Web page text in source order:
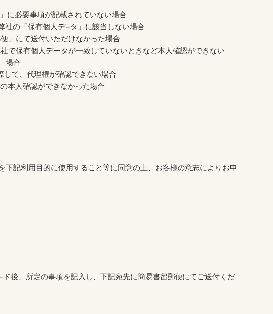
に必要事項が記載されていない場合
社の「保有個人デ−タ」に該当しない場合
」にて送付いただけなかった場合
で保有個人データが一致していないときなど本人確認ができない
場合
して、代理権が確認できない場合
本人確認ができなかった場合
記利用目的に使用すること等に同意の上、お客様の意志によりお申
後、所定の事項を記入し、下記宛先に簡易書留郵便にてご送付くだ